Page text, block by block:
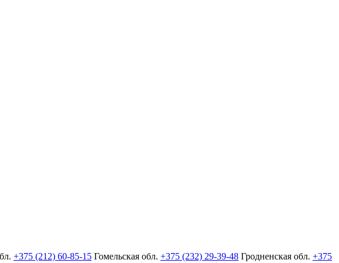
+375 (212) 60-85-15 Гомельская обл. +375 (232) 29-39-48 Гродненская обл. +375